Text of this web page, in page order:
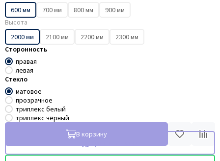
600 мм
700 мм 800 мм
900 мм
Высота
2000 мм
2100 мм 2200 мм
2300 мм
Сторонность
правая
левая
Стекло
матовое
прозрачное
триплекс белый
триплекс чёрный
В корзину